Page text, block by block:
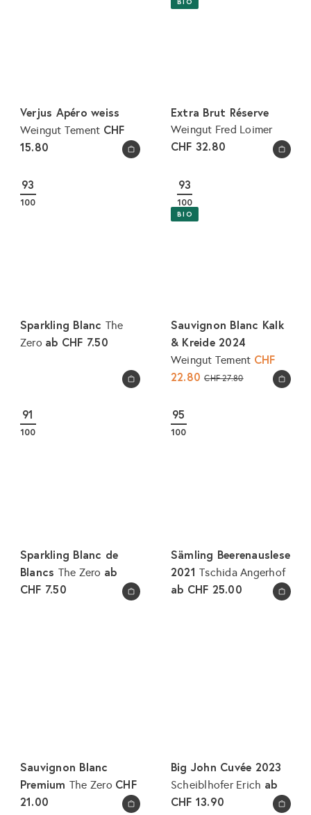
In den Warenkorb legen
Verjus Apéro weiss
Weingut Tement CHF
15.80
In den Warenkorb legen
Extra Brut Réserve
Weingut Fred Loimer
CHF 32.80
In den Warenkorb legen
93
100
Sparkling Blanc The
Zero ab CHF 7.50
In den Warenkorb legen
93
100
BIO
Sauvignon Blanc Kalk
& Kreide 2024
Weingut Tement S
CHF
22.80N
i
s
CHF 27.80
In den Warenkorb legen
91
100
Sparkling Blanc de
Blancs The Zero ab
CHF 7.50
In den Warenkorb legen
95
100
Sämling Beerenauslese
2021Tschida Angerhof
ab CHF 25.00
In den Warenkorb legen
Sauvignon Blanc
Premium The Zero CHF
21.00
In den Warenkorb legen
Big John Cuvée 2023
Scheiblhofer Erich ab
CHF 13.90